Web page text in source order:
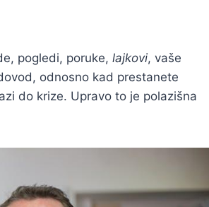
pogledi, poruke, lajkovi, vaše
odnosno kad prestanete
do krize. Upravo to je polazišna